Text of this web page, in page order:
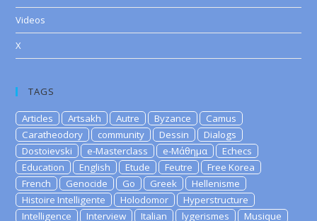
Videos
X
TAGS
Articles Artsakh Autre Byzance
Camus
Caratheodory
community Dessin
Dialogs
Dostoievski
e-Masterclass e-Μάθημα
Echecs
Education
English Etude Feutre
Free Korea
French
Genocide Go Greek
Hellenisme
Histoire Intelligente
Holodomor
Hyperstructure
Intelligence
Interview Italian lygerismes
Musique